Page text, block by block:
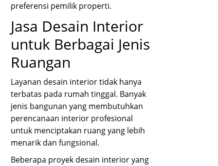
preferensi pemilik properti.
Jasa Desain Interior
untuk Berbagai Jenis
Ruangan
Layanan desain interior tidak hanya
terbatas pada rumah tinggal. Banyak
jenis bangunan yang membutuhkan
perencanaan interior profesional
untuk menciptakan ruang yang lebih
menarik dan fungsional.
Beberapa proyek desain interior yang